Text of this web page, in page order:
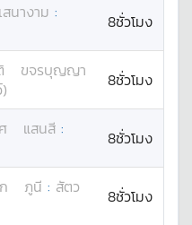
เสนางาม :
8ชั่วโมง
ขจรบุญญา
8ชั่วโมง
แสนสี :
8ชั่วโมง
ภูนี : สัตว
8ชั่วโมง